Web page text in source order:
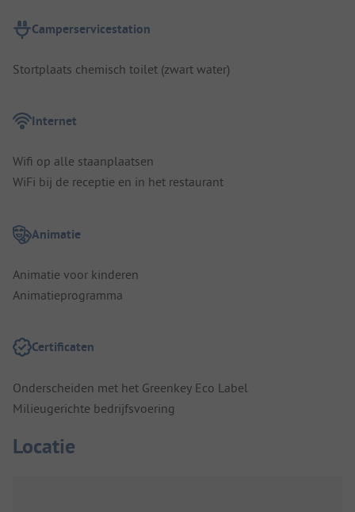
Camperservicestation
Stortplaats chemisch toilet (zwart water)
Internet
Wifi op alle staanplaatsen
WiFi bij de receptie en in het restaurant
Animatie
Animatie voor kinderen
Animatieprogramma
Certificaten
Onderscheiden met het Greenkey Eco Label
Milieugerichte bedrijfsvoering
Locatie